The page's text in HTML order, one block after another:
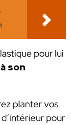
pour lui
son
planter vos
pour